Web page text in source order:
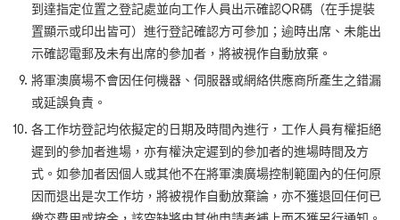
到達指定位置之登記處並向工作人員出示確認QR碼（在手提裝
置顯示或印出皆可）進行登記確認方可參加；逾時出席、未能出
示確認電郵及未有出席的參加者，將被視作自動放棄。
將軍澳廣場不會因任何機器、伺服器或網絡供應商所產生之錯漏
或延誤負責。
各工作坊登記均依擬定的日期及時間內進行，工作人員有權拒絕
遲到的參加者進場，亦有權決定遲到的參加者的進場時間及方
式。如參加者因個人或其他不在將軍澳廣場控制範圍內的任何原
因而退出是次工作坊，將被視作自動放棄論，亦不獲退回任何已